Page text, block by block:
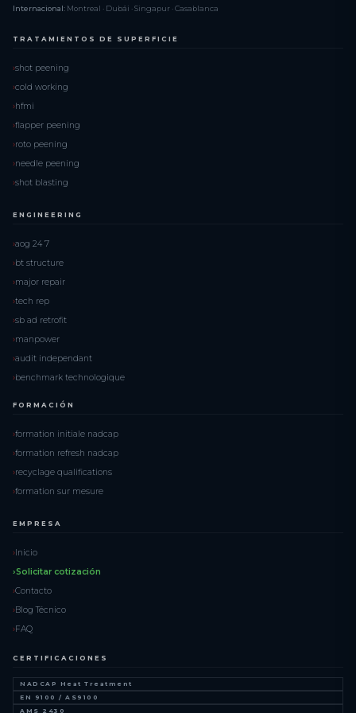
Internacional: Montreal · Dubái · Singapur · Casablanca
TRATAMIENTOS DE SUPERFICIE
shot peening
cold working
hfmi
flapper peening
roto peening
needle peening
shot blasting
ENGINEERING
aog 24 7
bt structure
major repair
tech rep
sb ad retrofit
manpower
audit independant
benchmark technologique
FORMACIÓN
formation initiale nadcap
formation refresh nadcap
recyclage qualifications
formation sur mesure
EMPRESA
Inicio
Solicitar cotización
Contacto
Blog Técnico
FAQ
CERTIFICACIONES
NADCAP Heat Treatment
EN 9100 / AS9100
AMS 2430